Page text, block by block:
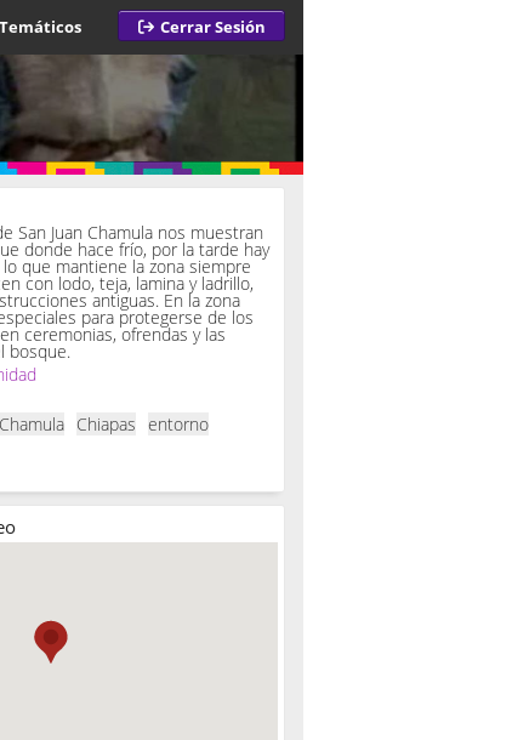
Cerrar Sesión
San Juan Chamula nos muestran
donde hace frío, por la tarde hay
que mantiene la zona siempre
con lodo, teja, lamina y ladrillo,
antiguas. En la zona
para protegerse de los
ceremonias, ofrendas y las
bosque.
Chiapas entorno